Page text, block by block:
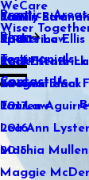
WeCare
Wiser
Kaitlin
Katherine Ellis
Katie Kendrick
Keegan Black
Lauren Aguirre
Lea Ann Lyster
Machia
Maggie
Practice Areas
Family Law
Sports Law
Real Estate
International
Tax Law
Blog
2021
2020
2019
2018
2017
2016
2015
Testimonials
Contact Us